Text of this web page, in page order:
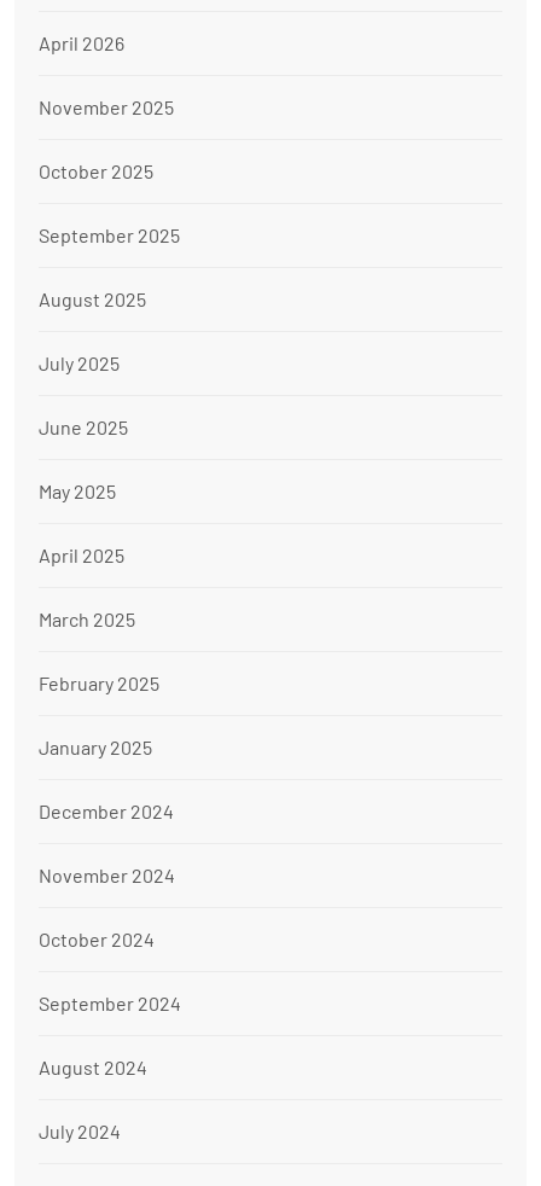
April 2026
November 2025
October 2025
September 2025
August 2025
July 2025
June 2025
May 2025
April 2025
March 2025
February 2025
January 2025
December 2024
November 2024
October 2024
September 2024
August 2024
July 2024